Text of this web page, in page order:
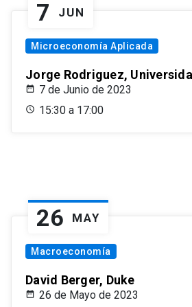
7 JUN
Microeconomía Aplicada
Jorge Rodriguez,
7 de Junio de 2023
15:30 a 17:00
26 MAY
Macroeconomía
David Berger, Duke
26 de Mayo de 2023